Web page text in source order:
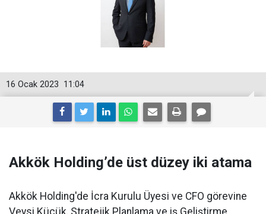
11:04
16 Ocak 2023
Akkök Holding’de üst düzey iki atama
Akkök Holding'de İcra Kurulu Üyesi ve CFO görevine
Veysi Küçük, Stratejik Planlama ve iş Geliştirme